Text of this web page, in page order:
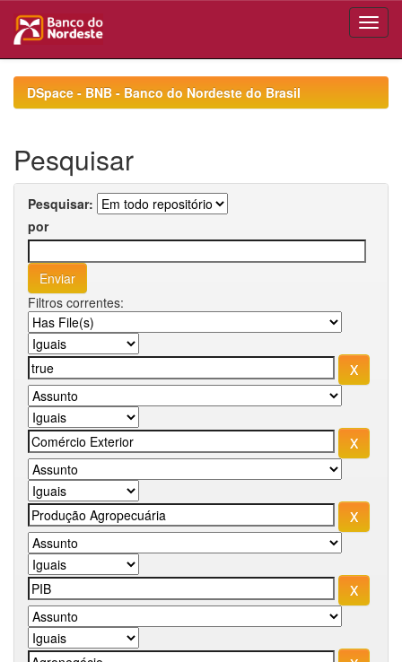
navigationDSpace - BNB - Banco do Nordeste do Brasil
Pesquisar
Pesquisar:
por
Filtros correntes: